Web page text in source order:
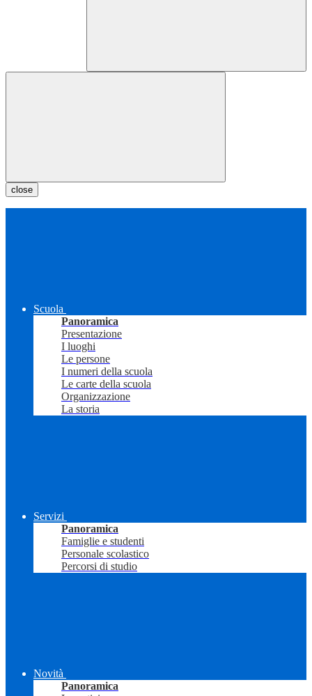
close
Scuola
Panoramica
Presentazione
I luoghi
Le persone
I numeri della scuola
Le carte della scuola
Organizzazione
La storia
Servizi
Panoramica
Famiglie e studenti
Personale scolastico
Percorsi di studio
Novità
Panoramica